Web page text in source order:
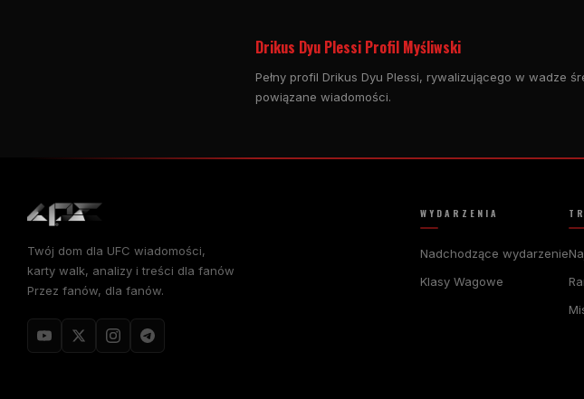
Drikus Dyu Plessi Profil Myśliwski
Pełny profil Drikus Dyu Plessi, rywalizującego w wadze
powiązane wiadomości.
Twój dom dla UFC wiadomości,
karty walk, analizy i treści dla fanów
Przez fanów, dla fanów.
WYDARZENIA
Nadchodzące wydarzenie
Klasy Wagowe